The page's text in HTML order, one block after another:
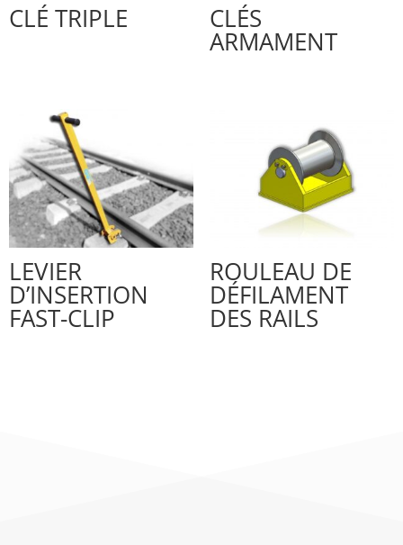
CLÉ TRIPLE CLÉS
ARMAMENT
LEVIER
D’INSERTION
FAST-CLIP
ROULEAU DE
DÉFILAMENT
DES RAILS